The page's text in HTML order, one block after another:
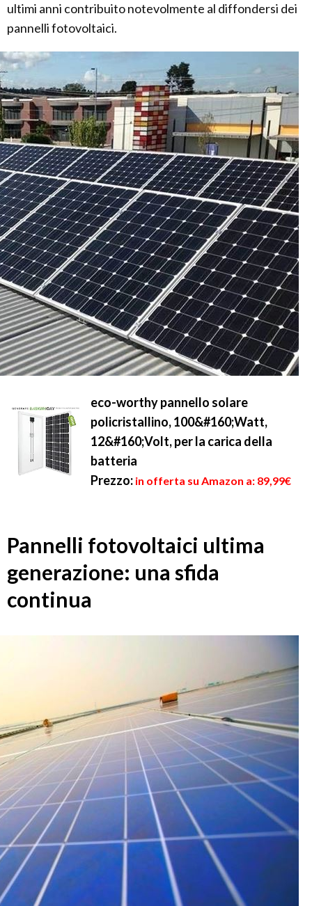
ultimi anni contribuito notevolmente al diffondersi dei
pannelli fotovoltaici.
eco-worthy pannello solare
policristallino, 100&#160;Watt,
12&#160;Volt, per la carica della
batteria
Prezzo: in offerta su Amazon a: 89,99€
Pannelli fotovoltaici ultima
generazione: una sfida
continua